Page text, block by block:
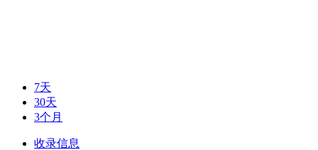
7天
30天
3个月
收录信息